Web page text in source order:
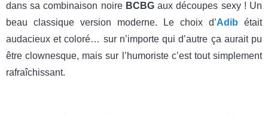
dans sa combinaison noire BCBGaux découpes sexy ! Un
beau classique version moderne. Le choix d’Adib était
audacieux et coloré… sur n’importe qui d’autre ça aurait pu
être clownesque, mais sur l’humoriste c’est tout simplement
rafraîchissant.